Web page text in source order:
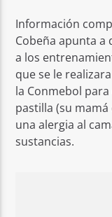
Información
Cobeña apunta a
a los
que se le
la Conmebol
pastilla (su
una alergia al
sustancias.